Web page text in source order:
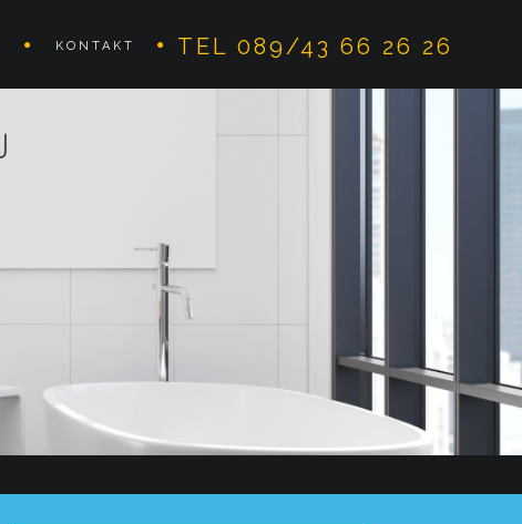
KONTAKT TEL 089/43 66 26 26